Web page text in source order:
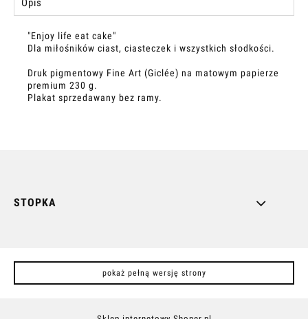
Opis
"Enjoy life eat cake"
Dla miłośników ciast, ciasteczek i wszystkich słodkości.
Druk pigmentowy Fine Art (Giclée) na matowym papierze
premium 230 g.
Plakat sprzedawany bez ramy.
STOPKA
pokaż pełną wersję strony